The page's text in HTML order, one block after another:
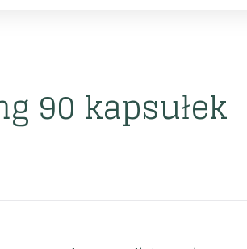
90 kapsułek